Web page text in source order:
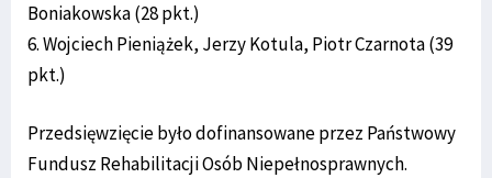
Boniakowska (28 pkt.)
6. Wojciech Pieniążek, Jerzy Kotula, Piotr Czarnota (39
pkt.)
Przedsięwzięcie było dofinansowane przez Państwowy
Fundusz Rehabilitacji Osób Niepełnosprawnych.